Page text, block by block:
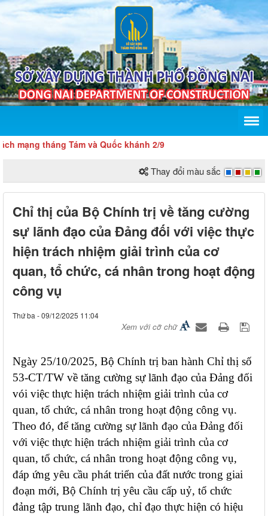
tháng Tám và Quốc khánh 2/9
Thay đổi màu sắc
Chỉ thị của Bộ Chính trị về tăng cường
sự lãnh đạo của Đảng đối với việc thực
hiện trách nhiệm giải trình của cơ
quan, tổ chức, cá nhân trong hoạt động
công vụ
Thứ ba - 09/12/2025 11:04
Xem với cỡ chữ
Ngày 25/10/2025, Bộ Chính trị ban hành Chỉ thị số
53-CT/TW về tăng cường sự lãnh đạo của Đảng đối
vói việc thực hiện trách nhiệm giải trình của cơ
quan, tổ chức, cá nhân trong hoạt động công vụ.
Theo đó, để tăng cường sự lãnh đạo của Đảng đối
với việc thực hiện trách nhiệm giải trình của cơ
quan, tổ chức, cá nhân trong hoạt động công vụ,
đáp ứng yêu cầu phát triển của đất nước trong giai
đoạn mới, Bộ Chính trị yêu cầu cấp uỷ, tổ chức
đảng tập trung lãnh đạo, chỉ đạo thực hiện có hiệu